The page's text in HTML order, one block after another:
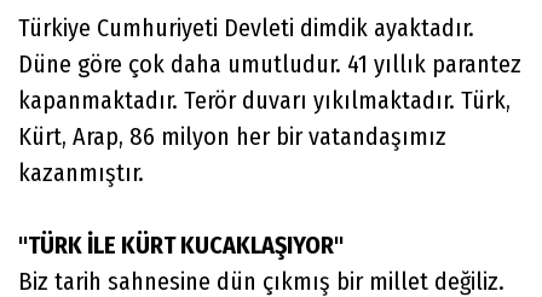
Türkiye Cumhuriyeti Devleti dimdik ayaktadır.
Düne göre çok daha umutludur. 41 yıllık parantez
kapanmaktadır. Terör duvarı yıkılmaktadır. Türk,
Kürt, Arap, 86 milyon her bir vatandaşımız
kazanmıştır.
"TÜRK İLE KÜRT KUCAKLAŞIYOR"
Biz tarih sahnesine dün çıkmış bir millet değiliz.